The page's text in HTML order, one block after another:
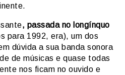
, passada no longínquo
para 1992, era), um dos
dúvida a sua banda sonora
de músicas e quase todas
nos ficam no ouvido e